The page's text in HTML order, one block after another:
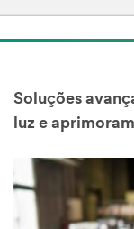
Soluções
luz e